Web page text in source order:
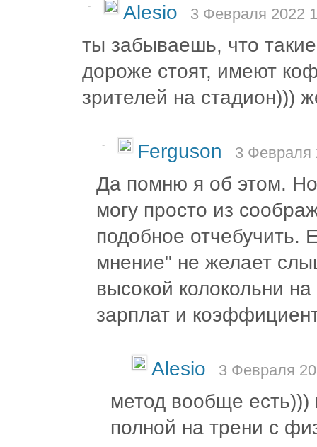
- Alesio 3 Февраля 2022
ты забываешь, что
дороже стоят, имеют
зрителей на стадион)))
- Ferguson 3 Февраля
Да помню я об этом.
могу просто из
подобное отчебучить.
мнение" не желает
высокой колокольни
зарплат и
- Alesio 3 Февраля
метод вообще
полной на трени с